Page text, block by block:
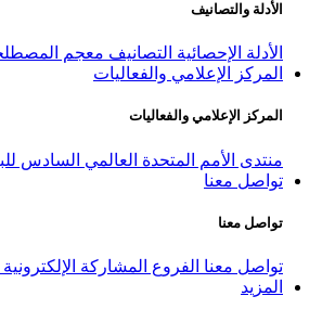
الأدلة والتصانيف
الأدلة الإحصائية التصانيف معجم
المركز الإعلامي والفعاليات
المركز الإعلامي والفعاليات
منتدى الأمم المتحدة العالمي السادس
تواصل معنا
تواصل معنا
تواصل معنا الفروع المشاركة الإلكترونية
المزيد